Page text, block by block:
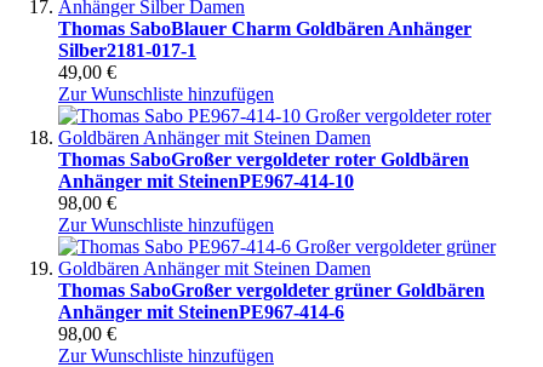
Thomas SaboBlauer Charm Goldbären Anhänger
Silber2181-017-1
49,00 €
Zur Wunschliste hinzufügen
Thomas SaboGroßer vergoldeter roter Goldbären
Anhänger mit SteinenPE967-414-10
98,00 €
Zur Wunschliste hinzufügen
Thomas SaboGroßer vergoldeter grüner Goldbären
Anhänger mit SteinenPE967-414-6
98,00 €
Zur Wunschliste hinzufügen